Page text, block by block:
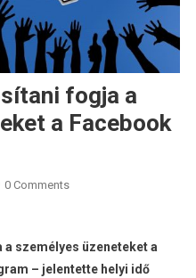
fogja a
a Facebook
0 Comments
személyes üzeneteket a
– jelentette helyi idő